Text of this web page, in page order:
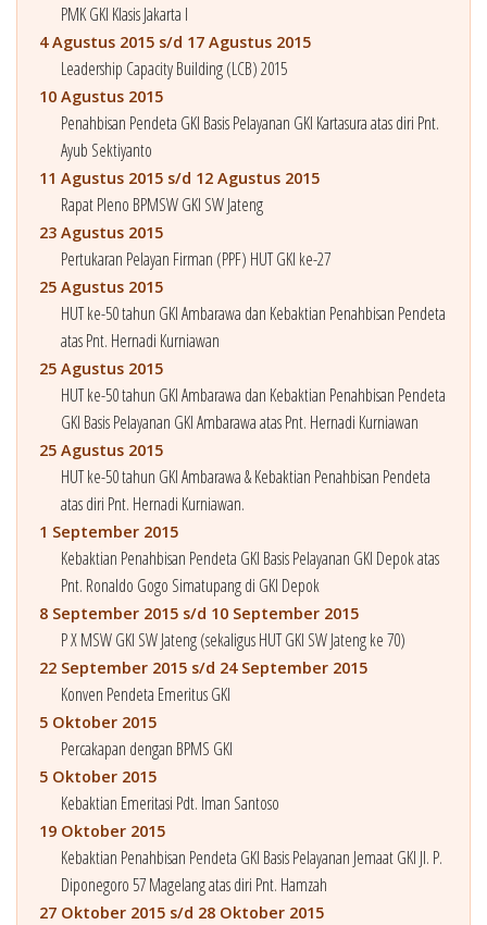
PMK GKI Klasis Jakarta I
4 Agustus 2015 s/d 17 Agustus 2015
Leadership Capacity Building (LCB) 2015
10 Agustus 2015
Penahbisan Pendeta GKI Basis Pelayanan GKI Kartasura atas diri Pnt.
Ayub Sektiyanto
11 Agustus 2015 s/d 12 Agustus 2015
Rapat Pleno BPMSW GKI SW Jateng
23 Agustus 2015
Pertukaran Pelayan Firman (PPF) HUT GKI ke-27
25 Agustus 2015
HUT ke-50 tahun GKI Ambarawa dan Kebaktian Penahbisan Pendeta
atas Pnt. Hernadi Kurniawan
25 Agustus 2015
HUT ke-50 tahun GKI Ambarawa dan Kebaktian Penahbisan Pendeta
GKI Basis Pelayanan GKI Ambarawa atas Pnt. Hernadi Kurniawan
25 Agustus 2015
HUT ke-50 tahun GKI Ambarawa & Kebaktian Penahbisan Pendeta
atas diri Pnt. Hernadi Kurniawan.
1 September 2015
Kebaktian Penahbisan Pendeta GKI Basis Pelayanan GKI Depok atas
Pnt. Ronaldo Gogo Simatupang di GKI Depok
8 September 2015 s/d 10 September 2015
P X MSW GKI SW Jateng (sekaligus HUT GKI SW Jateng ke 70)
22 September 2015 s/d 24 September 2015
Konven Pendeta Emeritus GKI
5 Oktober 2015
Percakapan dengan BPMS GKI
5 Oktober 2015
Kebaktian Emeritasi Pdt. Iman Santoso
19 Oktober 2015
Kebaktian Penahbisan Pendeta GKI Basis Pelayanan Jemaat GKI Jl. P.
Diponegoro 57 Magelang atas diri Pnt. Hamzah
27 Oktober 2015 s/d 28 Oktober 2015